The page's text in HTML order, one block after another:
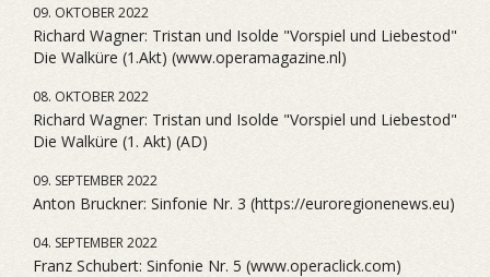
09. OKTOBER 2022
Richard Wagner: Tristan und Isolde "Vorspiel und Liebestod"
Die Walküre (1.Akt) (www.operamagazine.nl)
08. OKTOBER 2022
Richard Wagner: Tristan und Isolde "Vorspiel und Liebestod"
Die Walküre (1. Akt) (AD)
09. SEPTEMBER 2022
Anton Bruckner: Sinfonie Nr. 3 (https://euroregionenews.eu)
04. SEPTEMBER 2022
Franz Schubert: Sinfonie Nr. 5 (www.operaclick.com)